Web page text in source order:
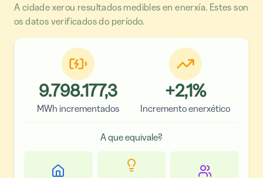
A cidade xerou resultados medibles en enerxía. Estes son
os datos verificados do período.
9.798.177,3
MWh incrementados
+2,1%
Incremento enerxético
A que equivale?